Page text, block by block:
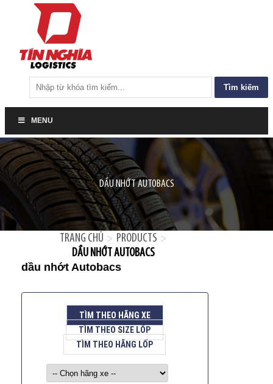
kiếm
MENU
DẦU NHỚT AUTOBACS
TRANG CHỦ > PRODUCTS >
DẦU NHỚT AUTOBACS
dầu nhớt Autobacs
TÌM THEO HÃNG XE
TÌM THEO SIZE LỐP
TÌM THEO HÃNG LỐP